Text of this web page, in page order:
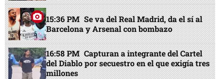
15:36 PM Se va del Real Madrid, da el sí al
Barcelona y Arsenal con bombazo
16:58 PM Capturan a integrante del Cartel
del Diablo por secuestro en el que exigía tres
millones